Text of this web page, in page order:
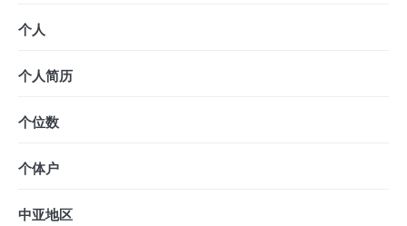
个人
个人简历
个位数
个体户
中亚地区